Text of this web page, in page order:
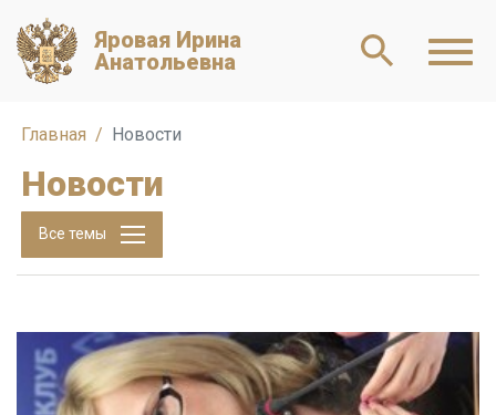
Яровая Ирина
Анатольевна
Главная Новости
Новости
Все темы